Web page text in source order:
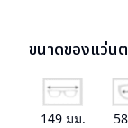
ขนาดของแว่น
149 มม. 58